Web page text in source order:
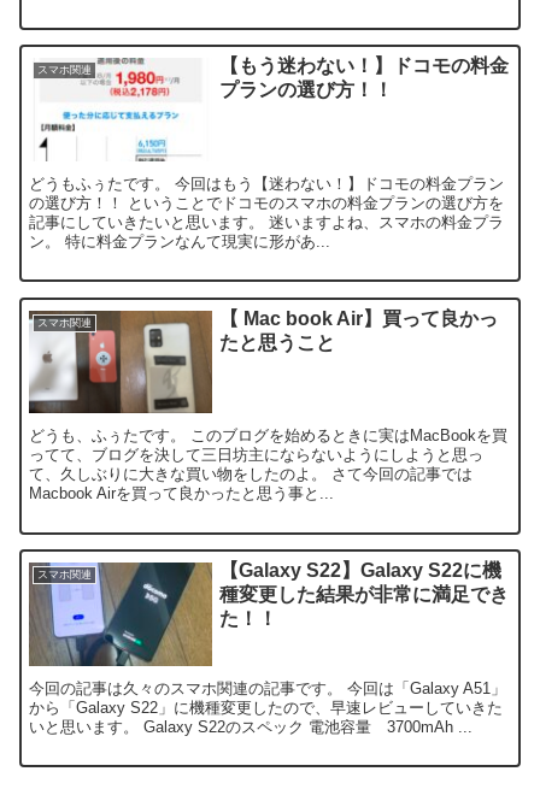
スマホ関連
【もう迷わない！】ドコモの料金
プランの選び方！！
どうもふぅたです。 今回はもう【迷わない！】ドコモの料金プラン
の選び方！！ ということでドコモのスマホの料金プランの選び方を
記事にしていきたいと思います。 迷いますよね、スマホの料金プラ
ン。 特に料金プランなんて現実に形があ...
スマホ関連
【 Mac book Air】買って良かっ
たと思うこと
どうも、ふぅたです。 このブログを始めるときに実はMacBookを買
ってて、ブログを決して三日坊主にならないようにしようと思っ
て、久しぶりに大きな買い物をしたのよ。 さて今回の記事では
Macbook Airを買って良かったと思う事と...
スマホ関連
【Galaxy S22】Galaxy S22に機
種変更した結果が非常に満足でき
た！！
今回の記事は久々のスマホ関連の記事です。 今回は「Galaxy A51」
から「Galaxy S22」に機種変更したので、早速レビューしていきた
いと思います。 Galaxy S22のスペック 電池容量 3700mAh ...